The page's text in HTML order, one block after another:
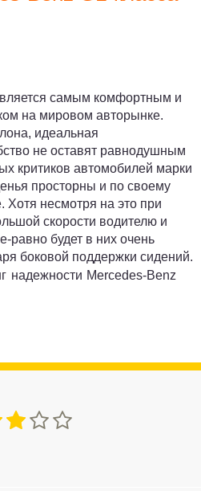
самым комфортным и
на мировом авторынке.
идеальная
не оставят равнодушным
критиков автомобилей марки
просторны и по своему
Хотя несмотря на это при
скорости водителю и
равно будет в них очень
боковой поддержки сидений.
надежности Mercedes-Benz
5